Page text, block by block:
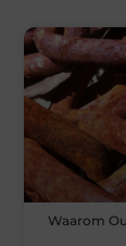
Waarom